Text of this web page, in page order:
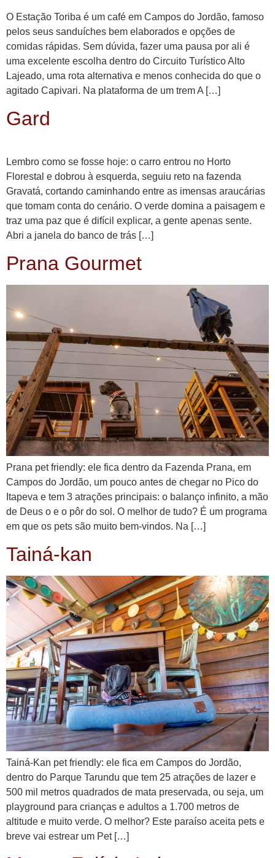
O Estação Toriba é um café em Campos do Jordão, famoso
pelos seus sanduíches bem elaborados e opções de
comidas rápidas. Sem dúvida, fazer uma pausa por ali é
uma excelente escolha dentro do Circuito Turístico Alto
Lajeado, uma rota alternativa e menos conhecida do que o
agitado Capivari. Na plataforma de um trem A […]
Gard
Lembro como se fosse hoje: o carro entrou no Horto
Florestal e dobrou à esquerda, seguiu reto na fazenda
Gravatá, cortando caminhando entre as imensas araucárias
que tomam conta do cenário. O verde domina a paisagem e
traz uma paz que é difícil explicar, a gente apenas sente.
Abri a janela do banco de trás […]
Prana Gourmet
Prana pet friendly: ele fica dentro da Fazenda Prana, em
Campos do Jordão, um pouco antes de chegar no Pico do
Itapeva e tem 3 atrações principais: o balanço infinito, a mão
de Deus o e o pôr do sol. O melhor de tudo? É um programa
em que os pets são muito bem-vindos. Na […]
Tainá-kan
Tainá-Kan pet friendly: ele fica em Campos do Jordão,
dentro do Parque Tarundu que tem 25 atrações de lazer e
500 mil metros quadrados de mata preservada, ou seja, um
playground para crianças e adultos a 1.700 metros de
altitude e muito verde. O melhor? Este paraíso aceita pets e
breve vai estrear um Pet […]